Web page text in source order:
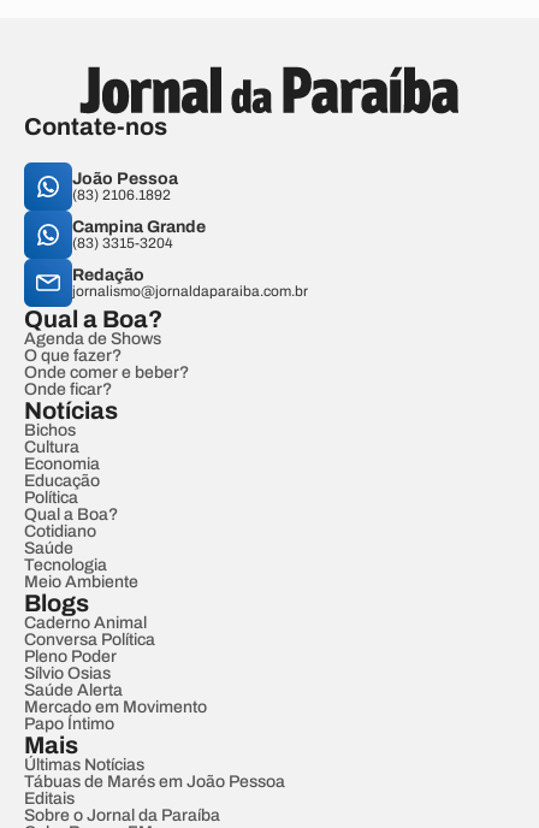
Contate-nos
João Pessoa
(83) 2106.1892
Campina Grande
(83) 3315-3204
Redação
jornalismo@jornaldaparaiba.com.br
Qual a Boa?
Agenda de Shows
O que fazer?
Onde comer e beber?
Onde ficar?
Notícias
Bichos
Cultura
Economia
Educação
Política
Qual a Boa?
Cotidiano
Saúde
Tecnologia
Meio Ambiente
Blogs
Caderno Animal
Conversa Política
Pleno Poder
Sílvio Osias
Saúde Alerta
Mercado em Movimento
Papo Íntimo
Mais
Últimas Notícias
Tábuas de Marés em João Pessoa
Editais
Sobre o Jornal da Paraíba